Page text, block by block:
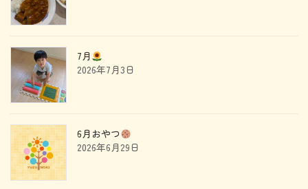
7月
2026年7月3日
6月おやつ
2026年6月29日